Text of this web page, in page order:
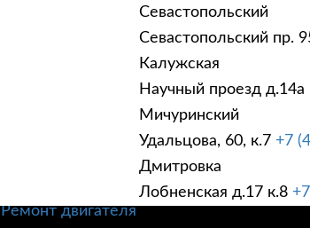
Севастопольский
Севастопольский пр.
Калужская
Научный проезд д.14а
Мичуринский
Удальцова, 60, к.7 +7
Дмитровка
Лобненская д.17 к.8
УСЛУГИ
Техническое обслуживание
Ремонт трансмиссии
Ремонт двигателя